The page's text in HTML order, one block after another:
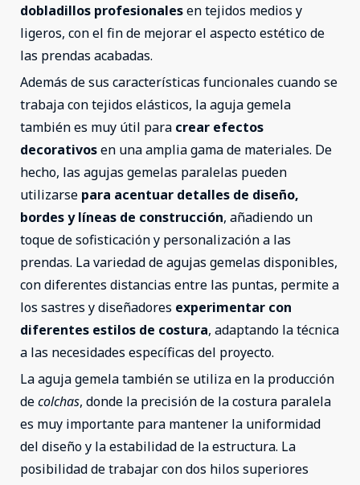
dobladillos profesionalesen tejidos medios y
ligeros, con el fin de mejorar el aspecto estético de
las prendas acabadas.
Además de sus características funcionales cuando se
trabaja con tejidos elásticos, la aguja gemela
también es muy útil para crear efectos
decorativosen una amplia gama de materiales. De
hecho, las agujas gemelas paralelas pueden
utilizarse para acentuar detalles de diseño,
bordes y líneas de construcción, añadiendo un
toque de sofisticación y personalización a las
prendas. La variedad de agujas gemelas disponibles,
con diferentes distancias entre las puntas, permite a
los sastres y diseñadores experimentar con
diferentes estilos de costura, adaptando la técnica
a las necesidades específicas del proyecto.
La aguja gemela también se utiliza en la producción
decolchas, donde la precisión de la costura paralela
es muy importante para mantener la uniformidad
del diseño y la estabilidad de la estructura. La
posibilidad de trabajar con dos hilos superiores